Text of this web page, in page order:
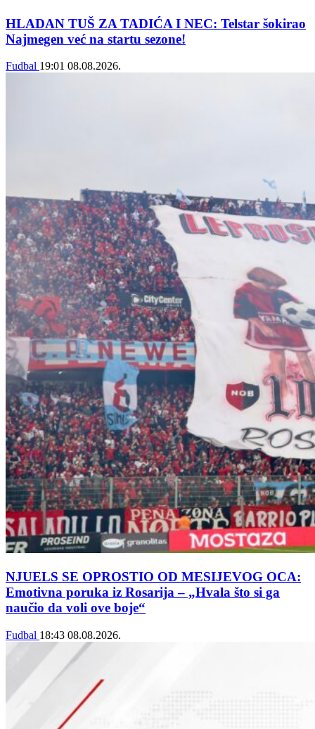
HLADAN TUŠ ZA TADIĆA I NEC: Telstar šokirao
Najmegen već na startu sezone!
Fudbal 19:01 08.08.2026.
NJUELS SE OPROSTIO OD MESIJEVOG OCA:
Emotivna poruka iz Rosarija – „Hvala što si ga
naučio da voli ove boje“
Fudbal 18:43 08.08.2026.